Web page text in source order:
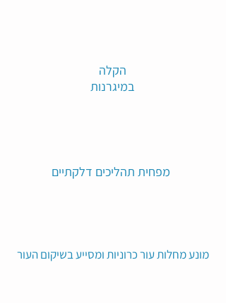
הקלה
במיגרנות
מפחית תהליכים דלקתיים
מונע מחלות עור כרוניות ומסייע בשיקום העור